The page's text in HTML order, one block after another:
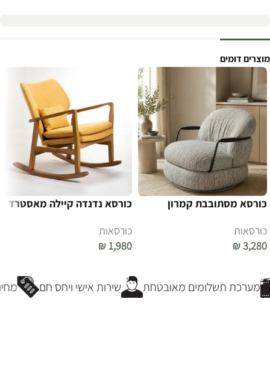
מוצרים דומים
כורסא מסתובבת קמרון
כורסאות
₪3,280
כורסא נדנדה קיילה מאסטרד
כורסאות
₪ 1,980
שירות אישי ויחס חם מערכת תשלומים מאובטחת